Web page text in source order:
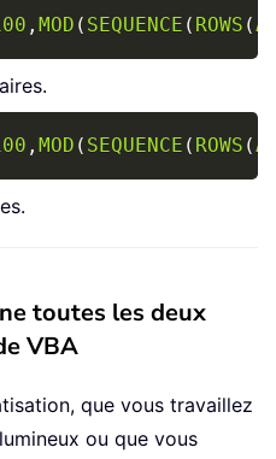
, MOD ( SEQUENCE ( ROWS (
Copy
, MOD ( SEQUENCE ( ROWS (
Copy
toutes les deux
VBA
que vous travaillez
ou que vous